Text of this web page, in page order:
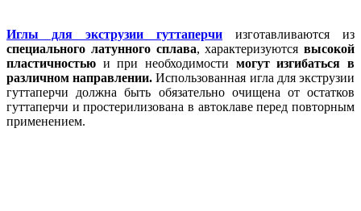
Иглы для экструзии гуттаперчи изготавливаются из
специального латунного сплава, характеризуются высокой
пластичностью и при необходимости могут изгибаться в
различном направлении. Использованная игла для экструзии
гуттаперчи должна быть обязательно очищена от остатков
гуттаперчи и простерилизована в автоклаве перед повторным
применением.